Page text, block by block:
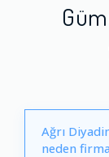
Ağrı
neden